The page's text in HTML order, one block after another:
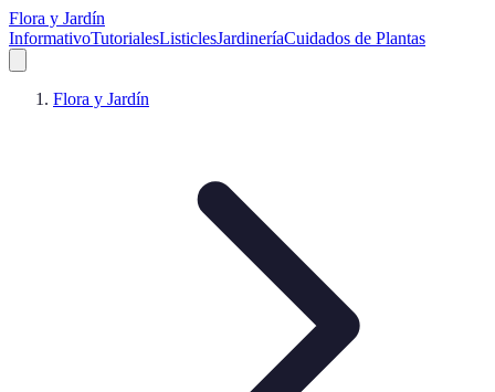
Flora y Jardín
InformativoTutorialesListiclesJardineríaCuidados de Plantas
Flora y Jardín